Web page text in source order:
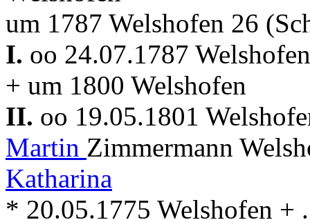
um 1787 Welshofen 26
I. oo 24.07.1787
+ um 1800 Welshofen
II. oo 19.05.1801
Martin Zimmermann
Katharina
* 20.05.1775 Welshofen +